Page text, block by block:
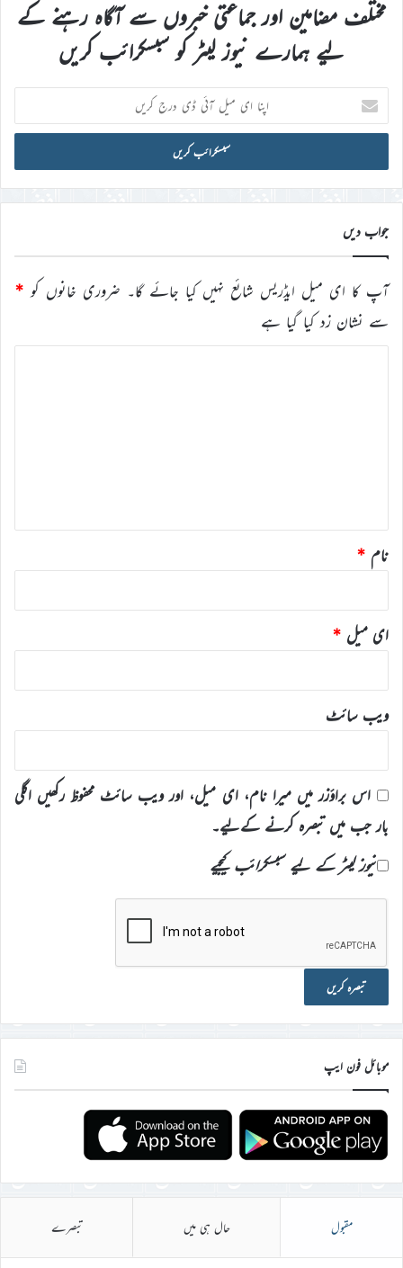
مختلف مضامین اور جماعتی خبروں سے آگاہ رہنے کے
لیے ہمارے نیوز لیٹر کو سبسکرائب کریں
اپنا
ای
میل
ڈی
درج
کریں
جواب دیں
آپ کا ای میل ایڈریس شائع نہیں کیا جائے گا۔ ضروری خانوں کو *
سے نشان زد کیا گیا ہے
نام *
ای میل *
ویب‌ سائٹ
اس براؤزر میں میرا نام، ای میل، اور ویب سائٹ محفوظ رکھیں اگلی
بار جب میں تبصرہ کرنے کےلیے۔
نیوز لیٹر کے لیے سبسکرائب کیجیے
موبائل فون ایپ
مقبول حال ہی میں تبصرے